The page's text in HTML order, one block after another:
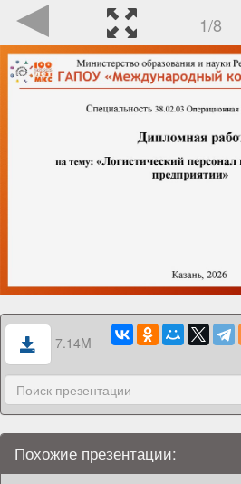
1/8
7.14M
Похожие презентации: